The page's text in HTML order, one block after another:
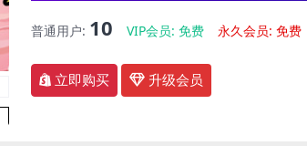
普通用户: 10 VIP会员:免费 永久会员:免费
立即购买 升级会员